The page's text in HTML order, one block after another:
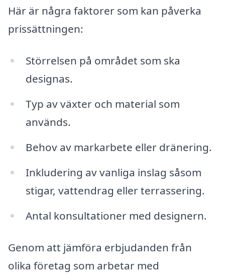
Här är några faktorer som kan påverka
prissättningen:
Störrelsen på området som ska
designas.
Typ av växter och material som
används.
Behov av markarbete eller dränering.
Inkludering av vanliga inslag såsom
stigar, vattendrag eller terrassering.
Antal konsultationer med designern.
Genom att jämföra erbjudanden från
olika företag som arbetar med